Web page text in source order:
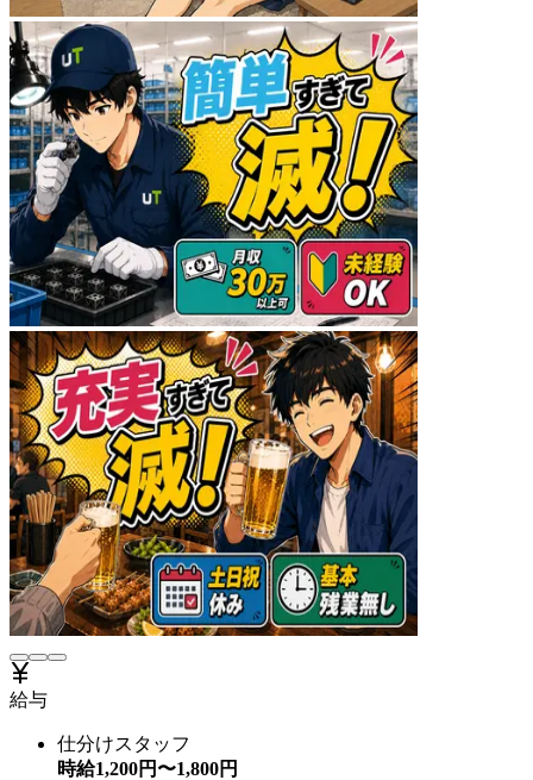
給与
仕分けスタッフ
時給1,200円〜1,800円